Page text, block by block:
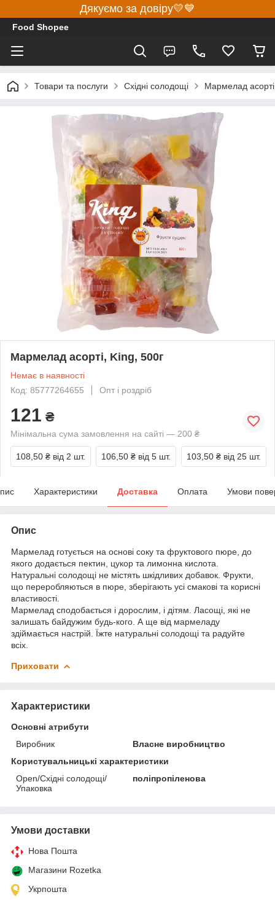
Дякуємо за довіру💛💙
Food Shopee
Товари та послуги Східні солодощі Мармелад
Мармелад асорті, King, 500г
Немає в наявності
Код: 85777264655
Опт і роздріб
121 ₴
Мінімальна сума замовлення на сайті — 200 ₴
108,50 ₴ від 2 шт. 106,50 ₴ від 5 шт. 103,50 ₴ від 25 шт.
Характеристики Доставка Оплата Умови
Опис
Мармелад готується на основі соку та фруктового пюре, до
якого додається пектин, цукор та лимонна кислота.
Натуральні солодощі не містять шкідливих добавок. Фрукти,
що переробляються в пюре, зберігають усі смакові та корисні
властивості.
Мармелад сподобається і дорослим, і дітям. Ласощі, які не
залишать байдужим будь-кого. А ще від мармеладу
здіймається настрій. Їжте натуральні солодощі та радуйте
всіх.
Приховати
Характеристики
Основні атрибути
Виробник
Власне виробництво
Користувальницькі характеристики
Open/Східні солодощі/
Упаковка
поліпропіленова
Умови доставки
Нова Пошта
Магазини Rozetka
Укрпошта